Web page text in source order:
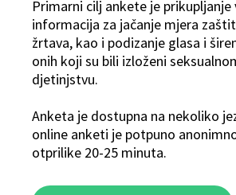
Primarni cilj ankete je prikupljanje
informacija za jačanje mjera
žrtava, kao i podizanje glasa i
onih koji su bili izloženi
djetinjstvu.
Anketa je dostupna na nekoliko
online anketi je potpuno
otprilike 20-25 minuta.